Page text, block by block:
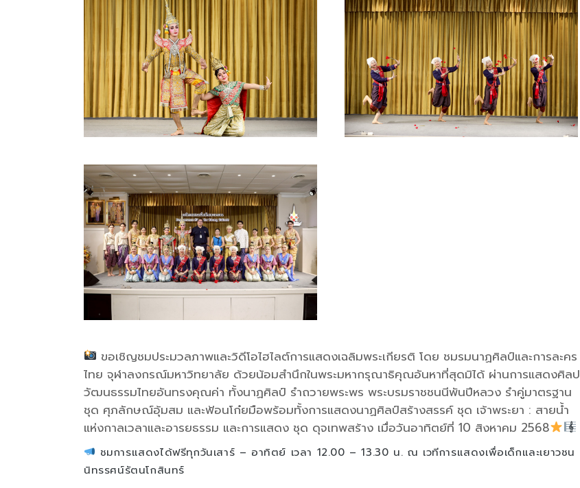
ขอเชิญชมประมวลภาพและวิดีโอไฮไลต์การแสดงเฉลิมพระเกียรติ โดย ชมรมนาฏศิลป์และการละคร
ไทย จุฬาลงกรณ์มหาวิทยาลัย ด้วยน้อมสำนึกในพระมหากรุณาธิคุณอันหาที่สุดมิได้ ผ่านการแสดงศิลป
วัฒนธรรมไทยอันทรงคุณค่า ทั้งนาฏศิลป์ รำถวายพระพร พระบรมราชชนนีพันปีหลวง รำคู่มาตรฐาน
ชุด ศุภลักษณ์อุ้มสม และฟ้อนโก๋ยมือพร้อมทั้งการแสดงนาฏศิลป์สร้างสรรค์ ชุด เจ้าพระยา : สายน้ำ
แห่งกาลเวลาและอารยธรรม และการแสดง ชุด ดุจเทพสร้าง เมื่อวันอาทิตย์ที่ 10 สิงหาคม 2568
ชมการแสดงได้ฟรีทุกวันเสาร์ – อาทิตย์ เวลา 12.00 – 13.30 น. ณ เวทีการแสดงเพื่อเด็กและเยาวชน
นิทรรศน์รัตนโกสินทร์